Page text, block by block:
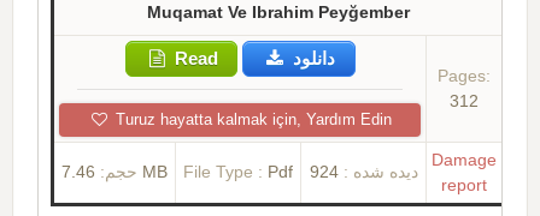
Muqamat Ve Ibrahim Peyğember
Read دانلود
Turuz hayatta kalmak için, Yardım Edin
Pages:
312
حجم: 7.46 MB File Type : Pdf دیده شده :924
Damage
report